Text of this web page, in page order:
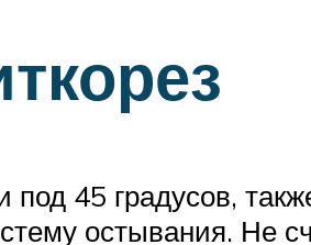
под 45 градусов,
остывания. Не